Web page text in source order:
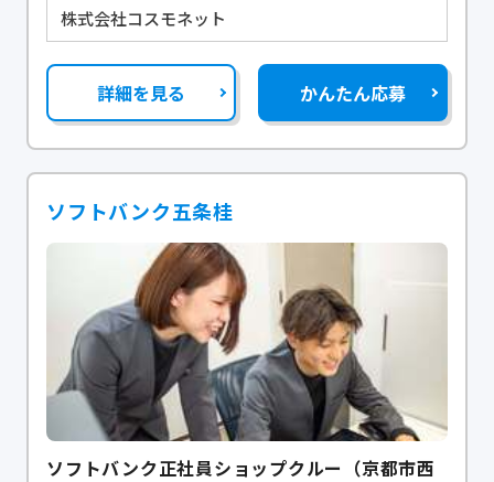
株式会社コスモネット
詳細を見る かんたん応募
ソフトバンク五条桂
ソフトバンク正社員ショップクルー（京都市西